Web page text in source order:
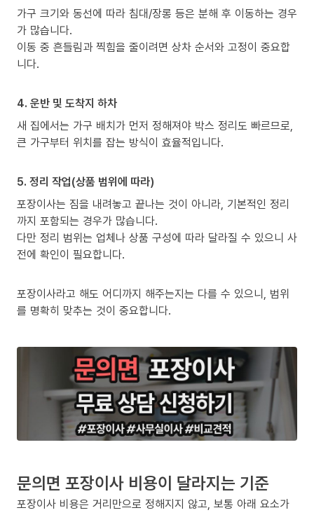
가구 크기와 동선에 따라 침대/장롱 등은 분해 후 이동하는 경우
가 많습니다.
이동 중 흔들림과 찍힘을 줄이려면 상차 순서와 고정이 중요합
니다.
4. 운반 및 도착지 하차
새 집에서는 가구 배치가 먼저 정해져야 박스 정리도 빠르므로,
큰 가구부터 위치를 잡는 방식이 효율적입니다.
5. 정리 작업(상품 범위에 따라)
포장이사는 짐을 내려놓고 끝나는 것이 아니라, 기본적인 정리
까지 포함되는 경우가 많습니다.
다만 정리 범위는 업체나 상품 구성에 따라 달라질 수 있으니 사
전에 확인이 필요합니다.
포장이사라고 해도 어디까지 해주는지는 다를 수 있으니, 범위
를 명확히 맞추는 것이 중요합니다.
문의면 포장이사 비용이 달라지는 기준
포장이사 비용은 거리만으로 정해지지 않고, 보통 아래 요소가